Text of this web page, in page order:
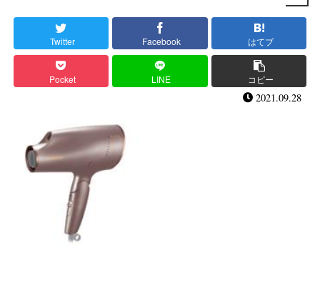
Twitter Facebook はてブ
Pocket LINE コピー
2021.09.28